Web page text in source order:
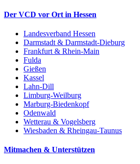
Der VCD vor Ort in Hessen
Landesverband Hessen
Darmstadt & Darmstadt-Dieburg
Frankfurt & Rhein-Main
Fulda
Gießen
Kassel
Lahn-Dill
Limburg-Weilburg
Marburg-Biedenkopf
Odenwald
Wetterau & Vogelsberg
Wiesbaden & Rheingau-Taunus
Mitmachen & Unterstützen